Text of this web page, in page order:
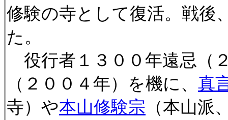
修験の寺として復活。戦後
た。
役行者１３００年遠忌（
（２００４年）を機に、 真
寺）や本山修験宗 （本山派